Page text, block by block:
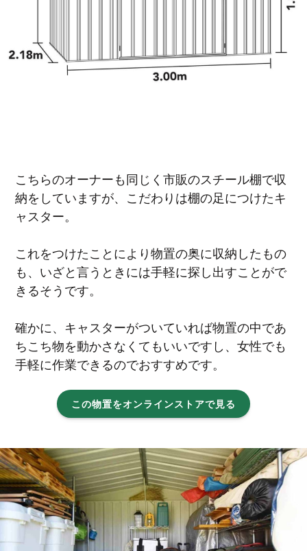
こちらのオーナーも同じく市販のスチール棚で収
納をしていますが、こだわりは棚の足につけたキ
ャスター。
これをつけたことにより物置の奥に収納したもの
も、いざと言うときには手軽に探し出すことがで
きるそうです。
確かに、キャスターがついていれば物置の中であ
ちこち物を動かさなくてもいいですし、女性でも
手軽に作業できるのでおすすめです。
この物置をオンラインストアで見る